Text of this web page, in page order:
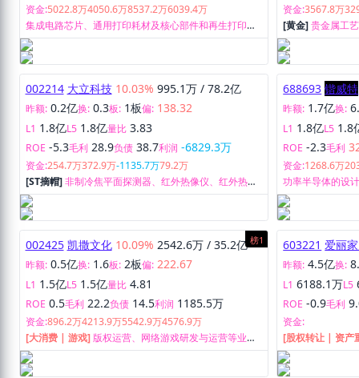
资金:5022.8万4050.6万8537.2万6039.4万
集成电路芯片、通用打印耗材及核心部件和再生打印耗
材的研究、开发、生产和销售。
资金:3567.8万
[黄金]贵金属工
加工及销售。
002214 大立科技 10.03% 995.1万 / 78.2亿
昨额: 0.2亿换: 0.3板: 1板偏: 138.32
L1 1.8亿L5 1.8亿量比 3.83
ROE -5.3毛利 28.9负债 38.7利润 -6829.3万
资金:254.7万372.9万-1135.7万79.2万
[ST摘帽]非制冷焦平面探测器、红外热像仪、红外热成
像系统的研发、生产和销售。
688693 锴威特
昨额: 1.7亿换:
L1 1.8亿L5 1.8
ROE -2.3毛利
资金:1268.6万
功率半导体的设
榜1
002425 凯撒文化 10.09% 2542.6万 / 35.2亿
昨额: 0.5亿换: 1.6板: 2板偏: 222.67
L1 1.5亿L5 1.5亿量比 4.81
ROE 0.5毛利 22.2负债 14.5利润 1185.5万
资金:896.2万4213.9万5542.9万4576.9万
[大消费 | 游戏] 版权运营、网络游戏研发与运营等业
务。
603221 爱丽
昨额: 4.5亿换:
L1 6188.1万L5
ROE -0.9毛利
资金:
[股权转让 | 资产
售。